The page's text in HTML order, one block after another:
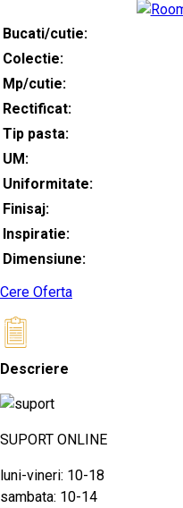
Bucati/cutie:
Colectie:
Mp/cutie:
Rectificat:
Tip pasta:
UM:
Uniformitate:
Finisaj:
Inspiratie:
Dimensiune:
Cere Oferta
Descriere
SUPORT ONLINE
luni-vineri: 10-18
sambata: 10-14